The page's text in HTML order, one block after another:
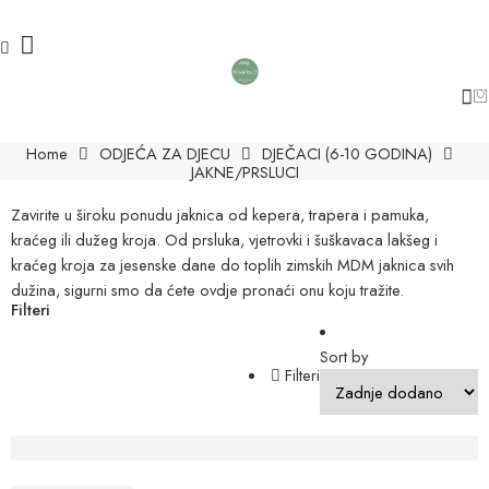
Home ODJEĆA ZA DJECU
DJEČACI (6-10 GODINA)
JAKNE/PRSLUCI
Zavirite u široku ponudu jaknica od kepera, trapera i pamuka,
kraćeg ili dužeg kroja. Od prsluka, vjetrovki i šuškavaca lakšeg i
kraćeg kroja za jesenske dane do toplih zimskih MDM jaknica svih
dužina, sigurni smo da ćete ovdje pronaći onu koju tražite.
Filteri
Filteri
Sort by